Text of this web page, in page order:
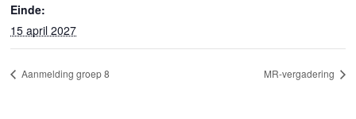
Einde:
15 april 2027
Aanmelding groep 8 MR-vergadering